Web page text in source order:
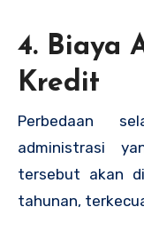
4. Biaya
Kredit
Perbedaan
administrasi
tersebut akan
tahunan,